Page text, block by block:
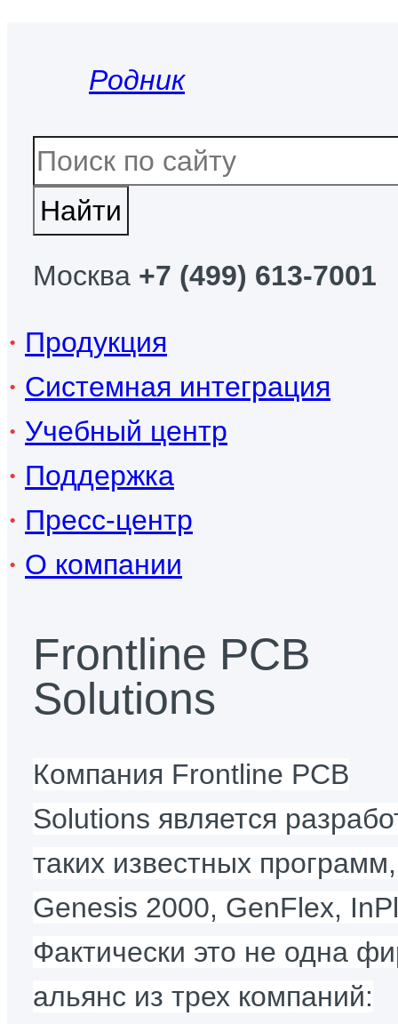
Родник
Москва +7 (499) 613-7001
Продукция
Системная интеграция
Учебный центр
Поддержка
Пресс-центр
О компании
Frontline PCB
Solutions
Компания Frontline PCB
Solutions является
таких известных
Genesis 2000, GenFlex,
Фактически это не одна
альянс из трех компаний: